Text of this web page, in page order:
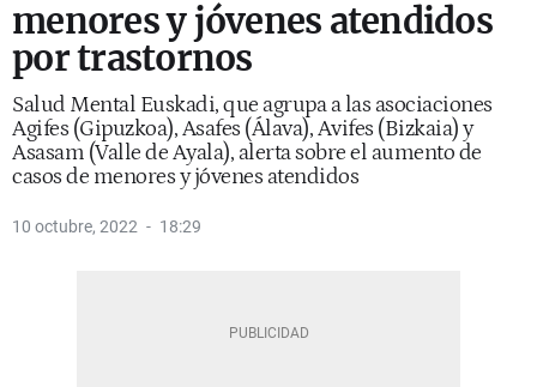
menores y jóvenes atendidos
por trastornos
Salud Mental Euskadi, que agrupa a las asociaciones
Agifes (Gipuzkoa), Asafes (Álava), Avifes (Bizkaia) y
Asasam (Valle de Ayala), alerta sobre el aumento de
casos de menores y jóvenes atendidos
10 octubre, 2022 18:29